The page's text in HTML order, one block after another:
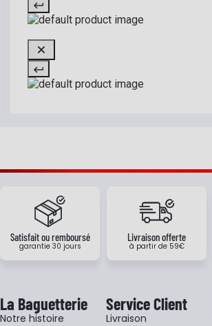
Satisfait ou remboursé
garantie 30 jours
Livraison offerte
à partir de 59€
La Baguetterie
Notre histoire
Service Client
Livraison